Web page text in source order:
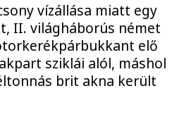
vízállása miatt egy
II. világháborús német
elő
sziklái alól, máshol
brit akna került